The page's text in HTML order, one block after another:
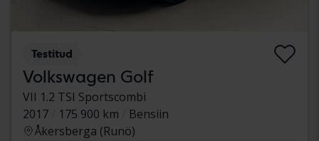
Testitud
Volkswagen Golf
VII 1.2 TSI Sportscombi
2017
175 900 km
Bensiin
Åkersberga (Runö)